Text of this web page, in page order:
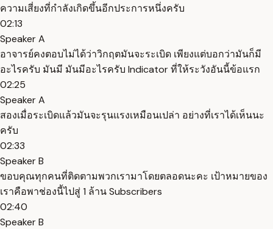
ความเสี่ยงที่กำลังเกิดขึ้นอีกประการหนึ่งครับ
02:13
Speaker A
อาจารย์คงตอบไม่ได้ว่าวิกฤตมันจะระเบิด เพียงแต่บอกว่ามันก็มี
อะไรครับ มันมี มันมีอะไรครับ Indicator ที่ให้ระวังอันนี้ข้อแรก
02:25
Speaker A
สองเมื่อระเบิดแล้วมันจะรุนแรงเหมือนเปล่า อย่างที่เราได้เห็นนะ
ครับ
02:33
Speaker B
ขอบคุณทุกคนที่ติดตามพวกเรามาโดยตลอดนะคะ เป้าหมายของ
เราคือพาช่องนี้ไปสู่ 1 ล้าน Subscribers
02:40
Speaker B